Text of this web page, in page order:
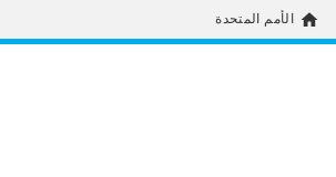
home الأمم المتحدة